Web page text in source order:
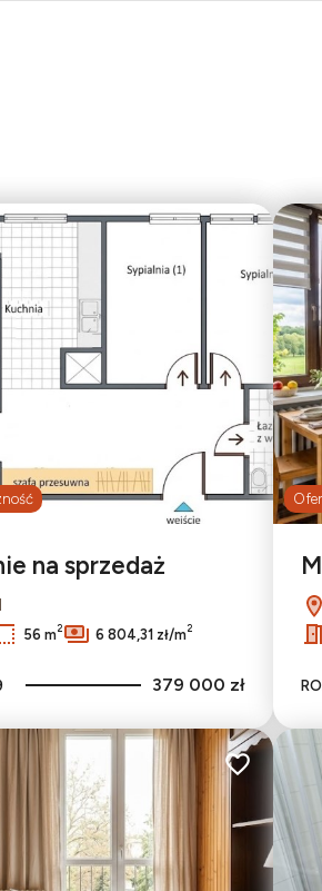
2
Dodaj do
na sprzedaż
56 m2 6 804,31 zł/m2
379 000 zł
Dodaj do